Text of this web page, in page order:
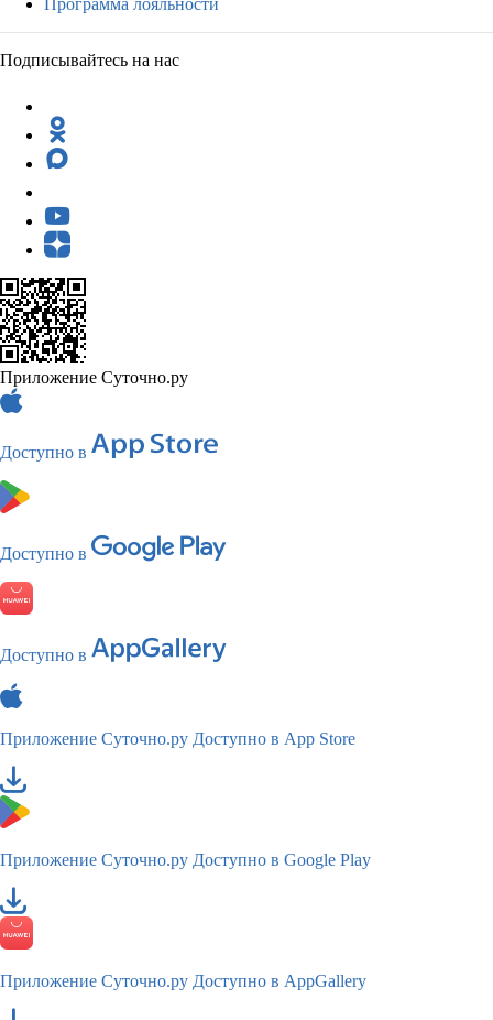
Подписывайтесь на нас
Приложение Суточно.ру
Доступно в
Доступно в
Доступно в
Приложение Суточно.ру Доступно в App Store
Приложение Суточно.ру Доступно в Google Play
Приложение Суточно.ру Доступно в AppGallery